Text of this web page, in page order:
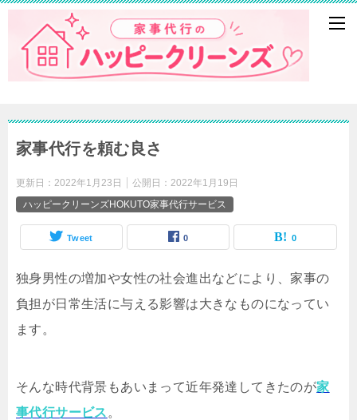
家事代行を頼む良さ
更新日： 2022年1月23日 公開日： 2022年1月19日
ハッピークリーンズHOKUTO家事代行サービス
Tweet 0 0
独身男性の増加や女性の社会進出などにより、家事の
負担が日常生活に与える影響は大きなものになってい
ます。
そんな時代背景もあいまって近年発達してきたのが家
事代行サービス 。